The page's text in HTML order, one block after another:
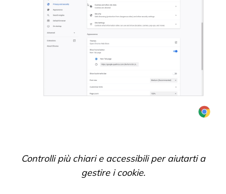
Controlli più chiari e accessibili per aiutarti a
gestire i cookie.